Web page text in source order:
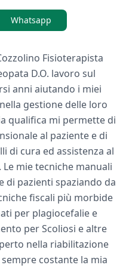
Whatsapp
Fisioterapista
D.O. lavoro sul
anni aiutando i miei
gestione delle loro
qualifica mi permette di
al paziente e di
di cura ed assistenza al
mie tecniche manuali
di pazienti spaziando da
fiscali più morbide
per plagiocefalie e
per Scoliosi e altre
nella riabilitazione
costante la mia